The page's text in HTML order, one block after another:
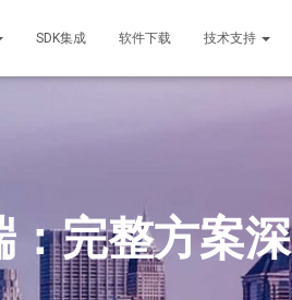
SDK集成 软件下载 技术支持
：完整方案深